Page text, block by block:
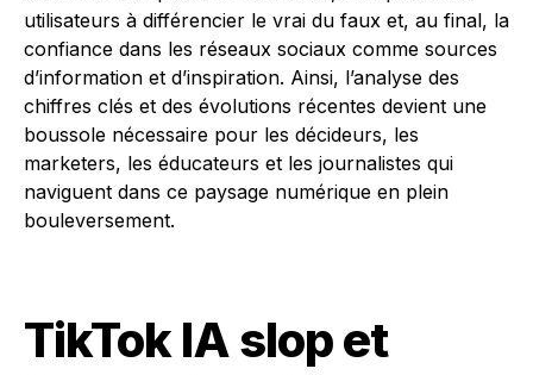
utilisateurs à différencier le vrai du faux et, au final, la
confiance dans les réseaux sociaux comme sources
d’information et d’inspiration. Ainsi, l’analyse des
chiffres clés et des évolutions récentes devient une
boussole nécessaire pour les décideurs, les
marketers, les éducateurs et les journalistes qui
naviguent dans ce paysage numérique en plein
bouleversement.
TikTok IA slop et